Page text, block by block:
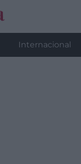
Internacional